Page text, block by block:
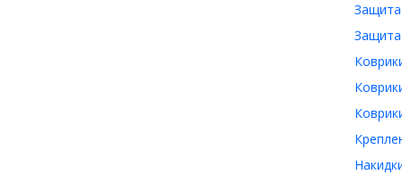
Защита
Защита